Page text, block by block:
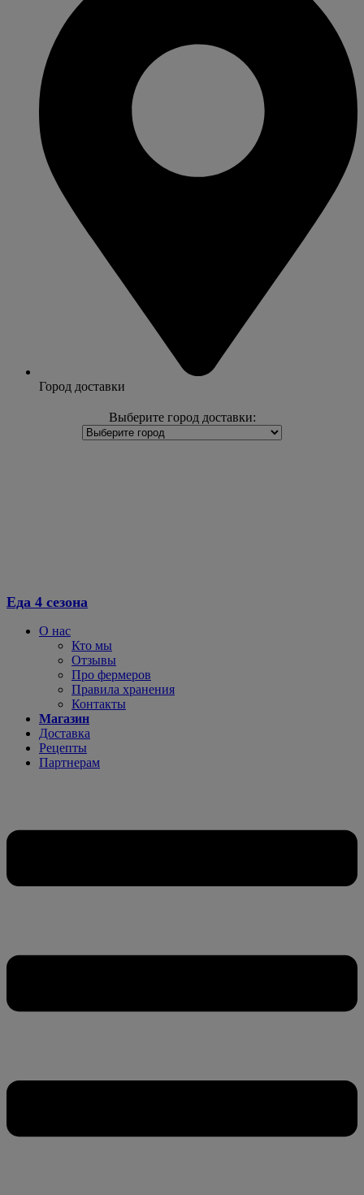
Город доставки
Выберите город доставки:
Еда 4 сезона
О нас
Кто мы
Отзывы
Про фермеров
Правила хранения
Контакты
Магазин
Доставка
Рецепты
Партнерам